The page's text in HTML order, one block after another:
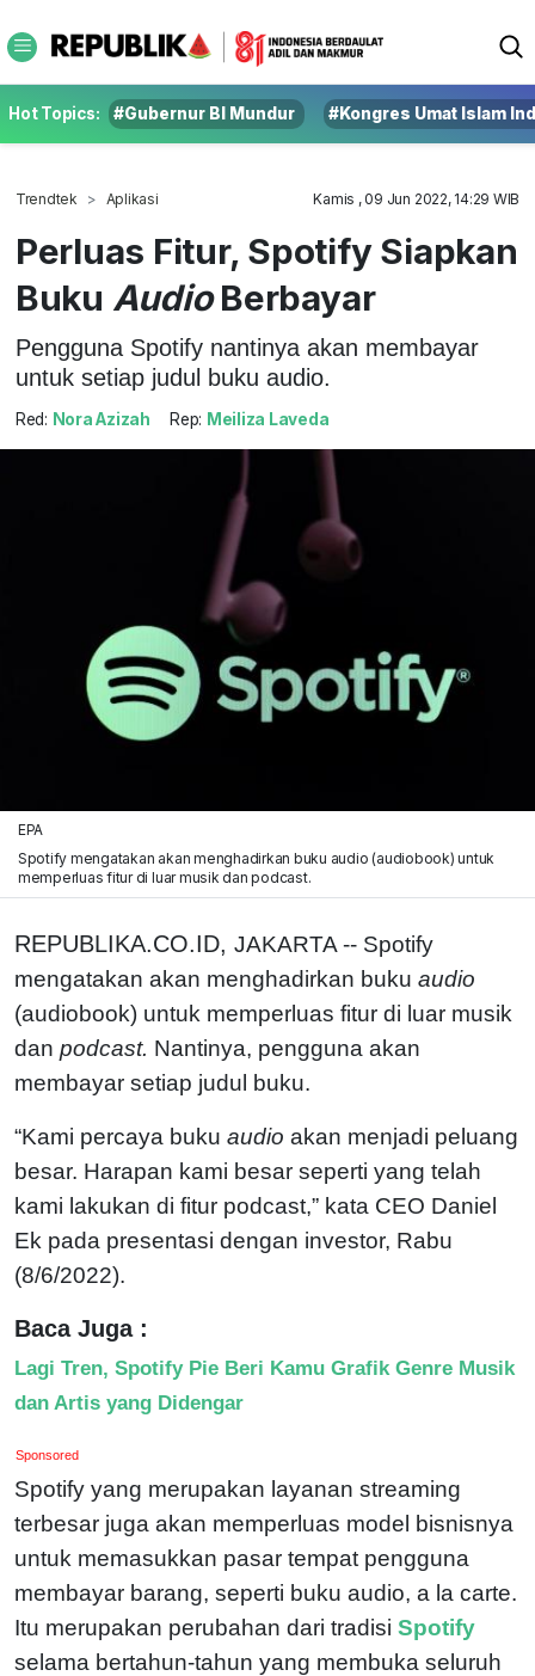
Hot Topics: #Gubernur BI Mundur #Kongres Umat Islam
Trendtek Aplikasi Kamis , 09 Jun 2022, 14:29 WIB
Perluas Fitur, Spotify Siapkan
Buku AudioBerbayar
Pengguna Spotify nantinya akan membayar
untuk setiap judul buku audio.
Red: Nora Azizah Rep: Meiliza Laveda
EPA
Spotify mengatakan akan menghadirkan buku audio (audiobook) untuk
memperluas fitur di luar musik dan podcast.
REPUBLIKA.CO.ID, JAKARTA -- Spotify
mengatakan akan menghadirkan buku audio
(audiobook) untuk memperluas fitur di luar musik
dan podcast. Nantinya, pengguna akan
membayar setiap judul buku.
“Kami percaya buku audio akan menjadi peluang
besar. Harapan kami besar seperti yang telah
kami lakukan di fitur podcast,” kata CEO Daniel
Ek pada presentasi dengan investor, Rabu
(8/6/2022).
Baca Juga :
Lagi Tren, Spotify Pie Beri Kamu Grafik Genre Musik
dan Artis yang Didengar
Sponsored
Spotify yang merupakan layanan streaming
terbesar juga akan memperluas model bisnisnya
untuk memasukkan pasar tempat pengguna
membayar barang, seperti buku audio, a la carte.
Itu merupakan perubahan dari tradisi Spotify
selama bertahun-tahun yang membuka seluruh